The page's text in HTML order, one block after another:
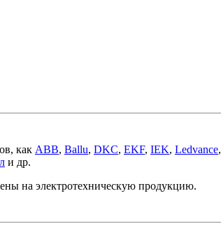
как ABB, Ballu, DKC, EKF, IEK, Ledvance,
и др.
на электротехническую продукцию.